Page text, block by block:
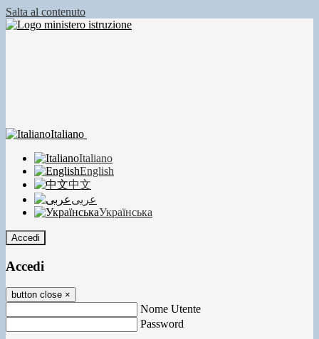
Salta al contenuto
Italiano
Italiano
English
中文
عربى
Українська
Accedi
Accedi
button close ×
Nome Utente
Password